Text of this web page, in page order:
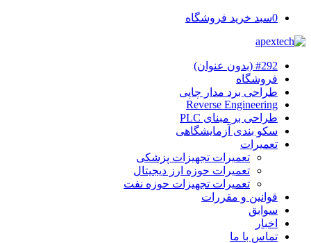
0سبد خرید فروشگاه
#292 (بدون عنوان)
فروشگاه
طراحی برد مدار چاپی
Reverse Engineering
طراحی بر مبنای PLC
سکو بندی آزمایشگاهی
تعمیرات
تعمیرات تجهیزات پزشکی
تعمیرات حوزه ارز دیجیتال
تعمیرات تجهیزات حوزه نفت
قوانین و مقررات
سوابق
اخبار
تماس با ما